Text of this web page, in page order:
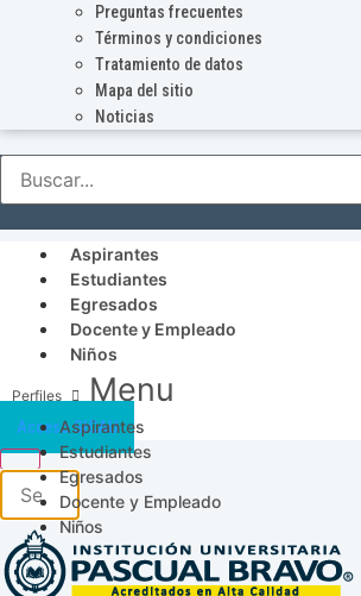
Preguntas frecuentes
Términos y condiciones
Tratamiento de datos
Mapa del sitio
Noticias
Aspirantes
Estudiantes
Egresados
Docente y Empleado
Niños
Menu
Aspirantes
Estudiantes
Egresados
Docente y Empleado
Niños
Acceso SICAU